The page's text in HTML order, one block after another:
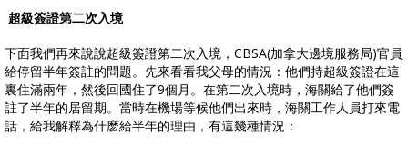
超級簽證第二次入境
下面我們再來說說超級簽證第二次入境，CBSA(加拿大邊境服務局)官員
給停留半年簽註的問題。先來看看我父母的情況：他們持超級簽證在這
裏住滿兩年，然後回國住了9個月。在第二次入境時，海關給了他們簽
註了半年的居留期。當時在機場等候他們出來時，海關工作人員打來電
話，給我解釋為什麽給半年的理由，有這幾種情況：